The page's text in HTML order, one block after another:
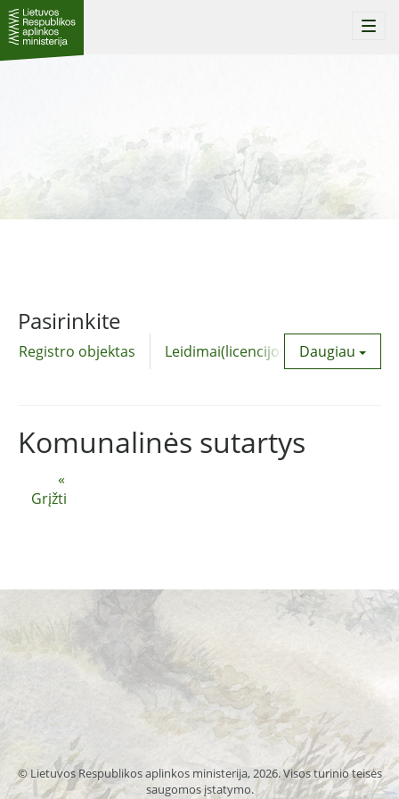
Pasirinkite
Registro objektas Leidimai(licencijos) Daugiau
«
Grįžti
Komunalinės sutartys
© Lietuvos Respublikos aplinkos ministerija, 2026. Visos turinio teisės
saugomos įstatymo.